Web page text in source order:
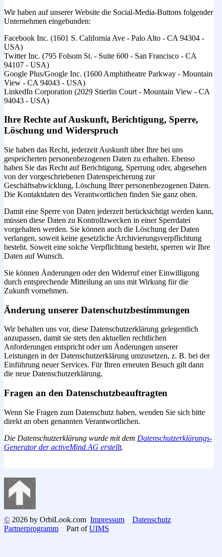
Wir haben auf unserer Website die Social-Media-Buttons folgender
Unternehmen eingebunden:
Facebook Inc. (1601 S. California Ave - Palo Alto - CA 94304 -
USA)
Twitter Inc. (795 Folsom St. - Suite 600 - San Francisco - CA
94107 - USA)
Google Plus/Google Inc. (1600 Amphitheatre Parkway - Mountain
View - CA 94043 - USA)
LinkedIn Corporation (2029 Stierlin Court - Mountain View - CA
94043 - USA)
Ihre Rechte auf Auskunft, Berichtigung, Sperre,
Löschung und Widerspruch
Sie haben das Recht, jederzeit Auskunft über Ihre bei uns
gespeicherten personenbezogenen Daten zu erhalten. Ebenso
haben Sie das Recht auf Berichtigung, Sperrung oder, abgesehen
von der vorgeschriebenen Datenspeicherung zur
Geschäftsabwicklung, Löschung Ihrer personenbezogenen Daten.
Die Kontaktdaten des Verantwortlichen finden Sie ganz oben.
Damit eine Sperre von Daten jederzeit berücksichtigt werden kann,
müssen diese Daten zu Kontrollzwecken in einer Sperrdatei
vorgehalten werden. Sie können auch die Löschung der Daten
verlangen, soweit keine gesetzliche Archivierungsverpflichtung
besteht. Soweit eine solche Verpflichtung besteht, sperren wir Ihre
Daten auf Wunsch.
Sie können Änderungen oder den Widerruf einer Einwilligung
durch entsprechende Mitteilung an uns mit Wirkung für die
Zukunft vornehmen.
Änderung unserer Datenschutzbestimmungen
Wir behalten uns vor, diese Datenschutzerklärung gelegentlich
anzupassen, damit sie stets den aktuellen rechtlichen
Anforderungen entspricht oder um Änderungen unserer
Leistungen in der Datenschutzerklärung umzusetzen, z. B. bei der
Einführung neuer Services. Für Ihren erneuten Besuch gilt dann
die neue Datenschutzerklärung.
Fragen an den Datenschutzbeauftragten
Wenn Sie Fragen zum Datenschutz haben, wenden Sie sich bitte
direkt an oben genannten Verantwortlichen.
Die Datenschutzerklärung wurde mit dem Datenschutzerklärungs-
Generator der activeMind AG erstellt.
© 2026 by OrbiLook.com Impressum
Datenschutz
Partnerprogramm Part ofUIMS